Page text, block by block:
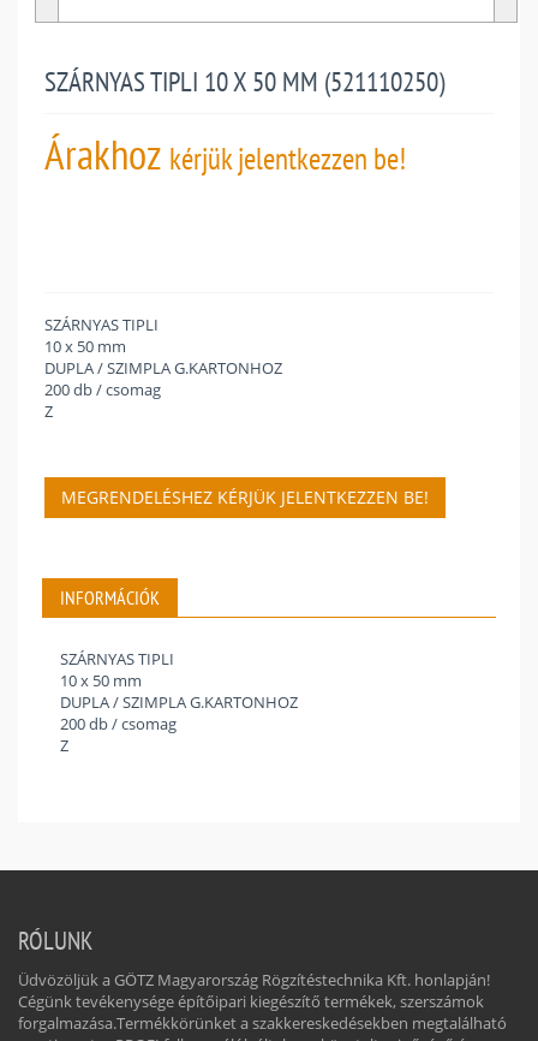
SZÁRNYAS TIPLI 10 X 50 MM (521110250)
Árakhoz kérjük jelentkezzen be!
SZÁRNYAS TIPLI
10 x 50 mm
DUPLA / SZIMPLA G.KARTONHOZ
200 db / csomag
Z
MEGRENDELÉSHEZ KÉRJÜK JELENTKEZZEN BE!
INFORMÁCIÓK
SZÁRNYAS TIPLI
10 x 50 mm
DUPLA / SZIMPLA G.KARTONHOZ
200 db / csomag
Z
RÓLUNK
Üdvözöljük a GÖTZ Magyarország Rögzítéstechnika Kft. honlapján!
Cégünk tevékenysége építőipari kiegészítő termékek, szerszámok
forgalmazása.Termékkörünket a szakkereskedésekben megtalálható